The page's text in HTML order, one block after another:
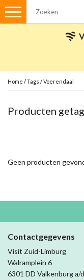
Menu
Met de auto
Visvergunningen
Ansichtkaarten
Home /Tags /Voerendaal
Producten
Geen producten
Contactgegevens
Visit Zuid-Limburg
Walramplein 6
6301 DD Valkenburg a/